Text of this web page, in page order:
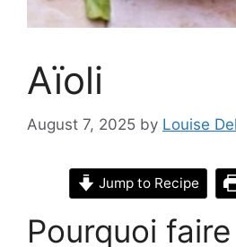
Aïoli
August 7, 2025 by Louise
Jump to Recipe
Pourquoi